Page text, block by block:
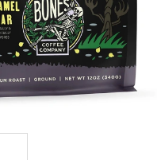
ESPRESSO
269 Kč